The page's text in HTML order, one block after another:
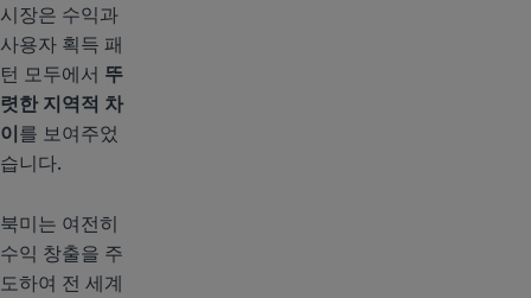
시장은 수익과
사용자 획득 패
턴 모두에서 뚜
렷한 지역적 차
이를 보여주었
습니다.
북미는 여전히
수익 창출을 주
도하여 전 세계